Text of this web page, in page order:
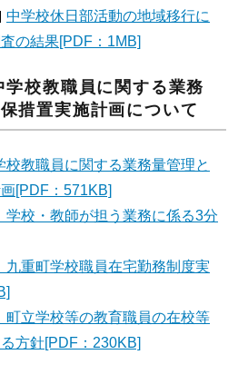
中学校休日部活動の地域移行に
の結果[PDF：1MB]
学校教職員に関する業務
措置実施計画について
校教職員に関する業務量管理と
[PDF：571KB]
学校・教師が担う業務に係る3分
九重町学校職員在宅勤務制度実
町立学校等の教育職員の在校等
方針[PDF：230KB]